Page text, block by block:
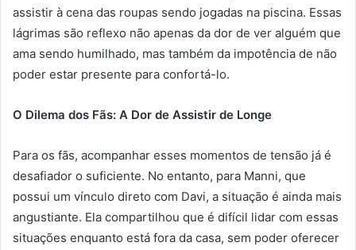
assistir à cena das roupas sendo jogadas na piscina. Essas
lágrimas são reflexo não apenas da dor de ver alguém que
ama sendo humilhado, mas também da impotência de não
poder estar presente para confortá-lo.
O Dilema dos Fãs: A Dor de Assistir de Longe
Para os fãs, acompanhar esses momentos de tensão já é
desafiador o suficiente. No entanto, para Manni, que
possui um vínculo direto com Davi, a situação é ainda mais
angustiante. Ela compartilhou que é difícil lidar com essas
situações enquanto está fora da casa, sem poder oferecer